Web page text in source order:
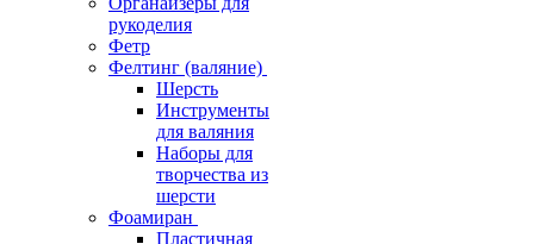
рукоделия
Фетр
Фелтинг (валяние)
Шерсть
Инструменты
для валяния
Наборы для
творчества из
шерсти
Фоамиран
Пластичная